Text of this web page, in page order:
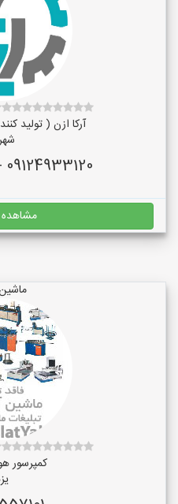
آرکا ازن ( تولید
09124933120 - 02165019206
مشاهده
کمپرسور